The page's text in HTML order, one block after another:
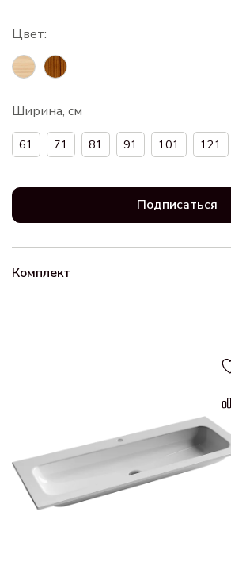
Ширина, см
61 71 81 91 101 121
Подписаться
Комплект